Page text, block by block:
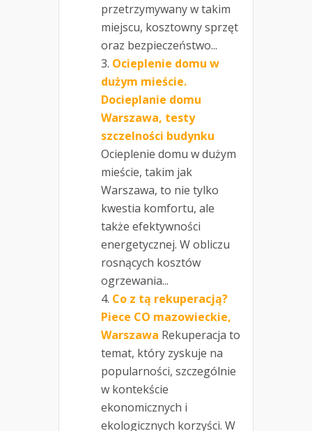
przetrzymywany w takim
miejscu, kosztowny sprzęt
oraz bezpieczeństwo...
Ocieplenie domu w
dużym mieście.
Docieplanie domu
Warszawa, testy
szczelności budynku
Ocieplenie domu w dużym
mieście, takim jak
Warszawa, to nie tylko
kwestia komfortu, ale
także efektywności
energetycznej. W obliczu
rosnących kosztów
ogrzewania...
Co z tą rekuperacją?
Piece CO mazowieckie,
Warszawa Rekuperacja to
temat, który zyskuje na
popularności, szczególnie
w kontekście
ekonomicznych i
ekologicznych korzyści. W